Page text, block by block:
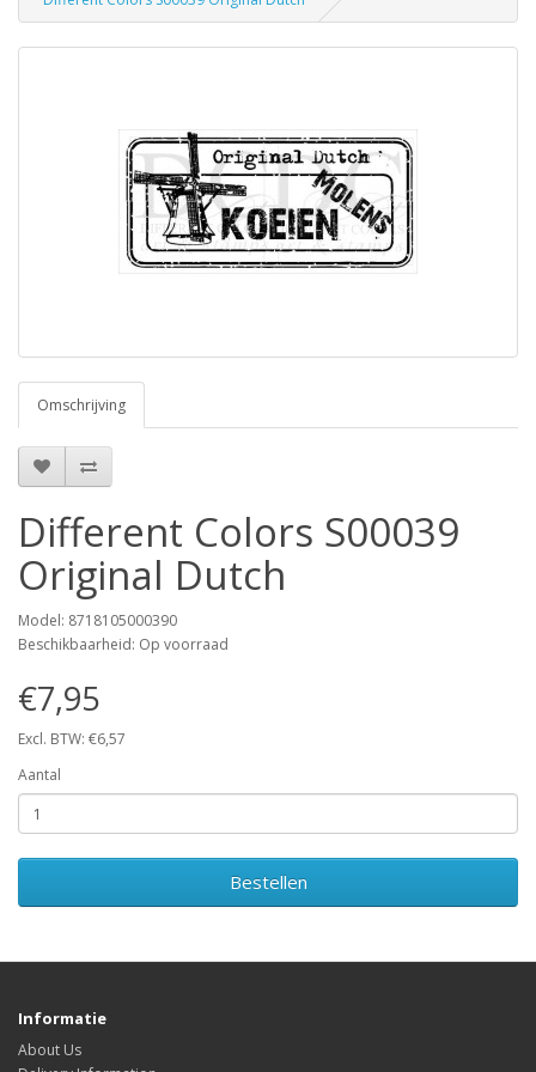
Omschrijving
Different Colors S00039
Original Dutch
Model: 8718105000390
Beschikbaarheid: Op voorraad
€7,95
Excl. BTW: €6,57
Aantal
Bestellen
Informatie
About Us